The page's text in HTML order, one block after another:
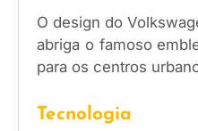
O design do
abriga o famoso
para os centros
Tecnologia